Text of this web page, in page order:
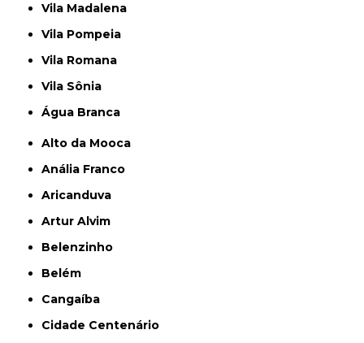
Vila Madalena
Vila Pompeia
Vila Romana
Vila Sônia
Água Branca
Alto da Mooca
Anália Franco
Aricanduva
Artur Alvim
Belenzinho
Belém
Cangaíba
Cidade Centenário